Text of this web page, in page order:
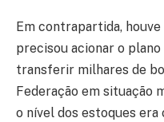
Em contrapartida,
precisou acionar o
transferir milhares de
Federação em situação
o nível dos estoques